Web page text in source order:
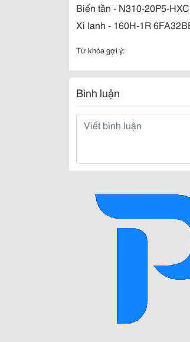
Biến tần - N310-20P5-
Xi lanh - 160H-1R
Từ khóa gợi ý:
Bình luận